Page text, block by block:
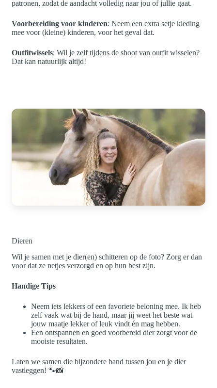
Dieren
Wil je samen met je dier(en) schitteren op de foto? Zorg er dan
voor dat ze netjes verzorgd en op hun best zijn.
Handige Tips
Neem iets lekkers of een favoriete beloning mee. Ik heb
zelf vaak wat bij de hand, maar jij weet het beste wat
jouw maatje lekker of leuk vindt én mag hebben.
Een ontspannen en goed voorbereid dier zorgt voor de
mooiste resultaten.
Laten we samen die bijzondere band tussen jou en je dier
vastleggen! 🐾📸
patronen, zodat de aandacht volledig naar jou of jullie gaat.
Voorbereiding voor kinderen: Neem een extra setje kleding
mee voor (kleine) kinderen, voor het geval dat.
Outfitwissels: Wil je zelf tijdens de shoot van outfit wisselen?
Dat kan natuurlijk altijd!